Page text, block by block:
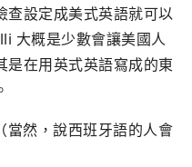
查設定成美式英語就可以
大概是少數會讓美國人
是在用英式英語寫成的東
然，說西班牙語的人會